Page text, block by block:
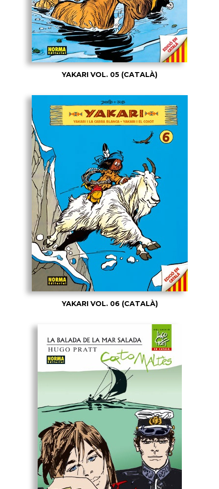
YAKARI VOL. 05 (CATALÀ)
YAKARI VOL. 06 (CATALÀ)